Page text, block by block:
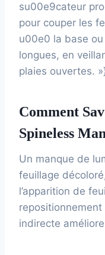
su00e9cateur
pour couper les
u00e0 la base
longues, en
plaies ouvertes.
Comment
Spineless
Un manque de
feuillage
l’apparition de
indirecte